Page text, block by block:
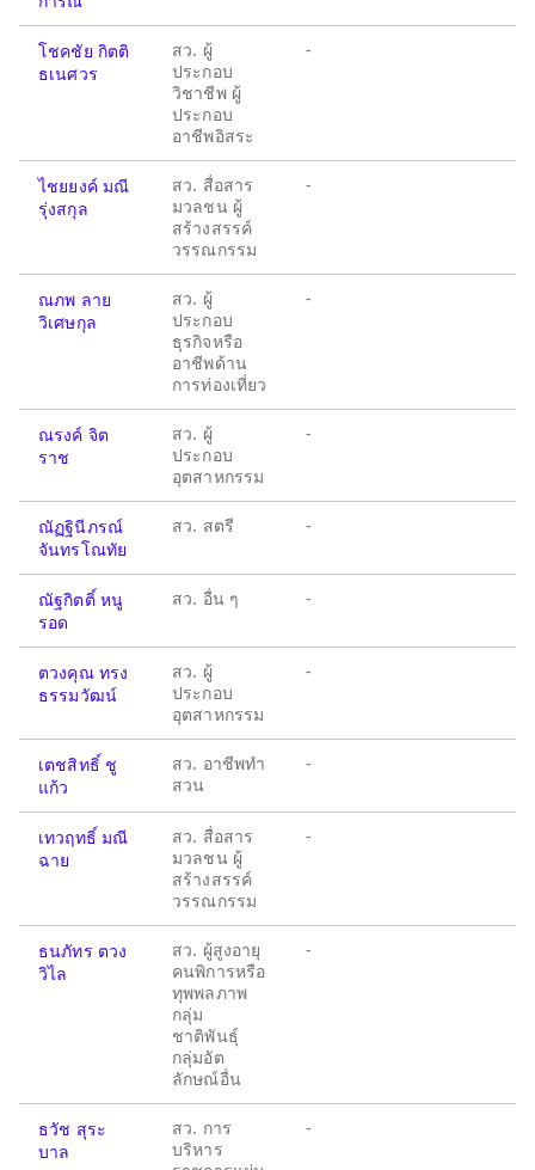
โชคชัย กิตติ
ธเนศวร
สว. ผู้
ประกอบ
วิชาชีพ ผู้
ประกอบ
อาชีพอิสระ
-
ไชยยงค์ มณี
รุ่งสกุล
สว. สื่อสาร
มวลชน ผู้
สร้างสรรค์
วรรณกรรม
-
ณภพ ลาย
วิเศษกุล
สว. ผู้
ประกอบ
ธุรกิจหรือ
อาชีพด้าน
การท่องเที่ยว
-
ณรงค์ จิต
ราช
สว. ผู้
ประกอบ
อุตสาหกรรม
-
ณัฏฐินีภรณ์
จันทรโณทัย
สว. สตรี -
ณัฐกิตติ์ หนู
รอด
สว. อื่น ๆ -
ตวงคุณ ทรง
ธรรมวัฒน์
สว. ผู้
ประกอบ
อุตสาหกรรม
-
เตชสิทธิ์ ชู
แก้ว
สว. อาชีพทำ
สวน
-
เทวฤทธิ์ มณี
ฉาย
สว. สื่อสาร
มวลชน ผู้
สร้างสรรค์
วรรณกรรม
-
ธนภัทร ตวง
วิไล
สว. ผู้สูงอายุ
คนพิการหรือ
ทุพพลภาพ
กลุ่ม
ชาติพันธุ์
กลุ่มอัต
ลักษณ์อื่น
-
ธวัช สุระ
บาล
สว. การ
บริหาร
-